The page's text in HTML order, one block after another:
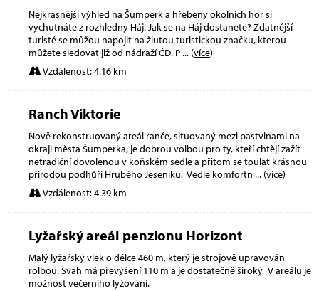
Nejkrásnější výhled na Šumperk a hřebeny okolních hor si
vychutnáte z rozhledny Háj. Jak se na Háj dostanete? Zdatnější
turisté se můžou napojit na žlutou turistickou značku, kterou
můžete sledovat již od nádraží ČD. P... (více)
Vzdálenost: 4.16 km
Ranch Viktorie
Nově rekonstruovaný areál ranče, situovaný mezi pastvinami na
okraji města Šumperka, je dobrou volbou pro ty, kteří chtějí zažít
netradiční dovolenou v koňském sedle a přitom se toulat krásnou
přírodou podhůří Hrubého Jeseníku. Vedle komfortn ... (více)
Vzdálenost: 4.39 km
Lyžařský areál penzionu Horizont
Malý lyžařský vlek o délce 460 m, který je strojově upravován
rolbou. Svah má převýšení 110 m a je dostatečně široký. V areálu je
možnost večerního lyžování.